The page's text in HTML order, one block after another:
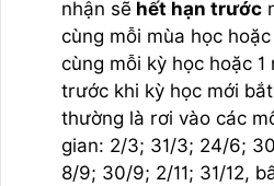
nhận sẽ hết hạn trước
cùng mỗi mùa học
cùng mỗi kỳ học hoặc 1
trước khi kỳ học mới
thường là rơi vào các
gian: 2/3; 31/3; 24/6;
8/9; 30/9; 2/11; 31/12,